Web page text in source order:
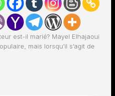
est-il marié? Mayel Elhajaoui
mais lorsqu’il s’agit de